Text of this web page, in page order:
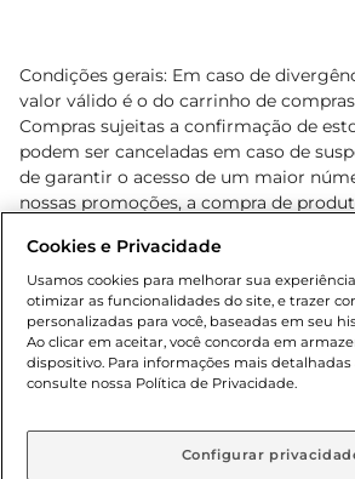
Condições gerais: Em caso de
valor válido é o do carrinho de
Compras sujeitas a confirmação de
podem ser canceladas em caso de
de garantir o acesso de um maior
nossas promoções, a compra de
cliente. Os preços, ofertas e condições
o e-commerce e válidos durante o dia
sofrer alterações sem prévia
de bebidas alcoólicas para menores de
Lei n.º 8069/90, art. 81, inciso II
Adolescente). Preços e condições
aviso prévio. O valor mínimo para as
Cookies e Privacidade
Usamos cookies para melhorar sua
otimizar as funcionalidades do site, e trazer
personalizadas para você, baseadas em seu
Ao clicar em aceitar, você concorda em
dispositivo. Para informações mais detalhadas
consulte nossa Política de Privacidade.
Configurar